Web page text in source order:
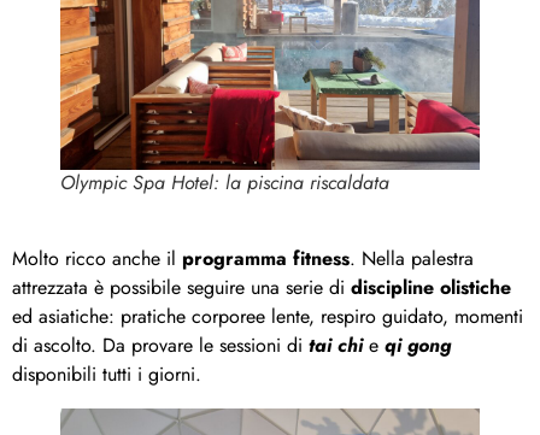
Olympic Spa Hotel: la piscina riscaldata
Molto ricco anche il programma fitness. Nella palestra
attrezzata è possibile seguire una serie di discipline olistiche
ed asiatiche: pratiche corporee lente, respiro guidato, momenti
di ascolto. Da provare le sessioni di tai chie qi gong
disponibili tutti i giorni.